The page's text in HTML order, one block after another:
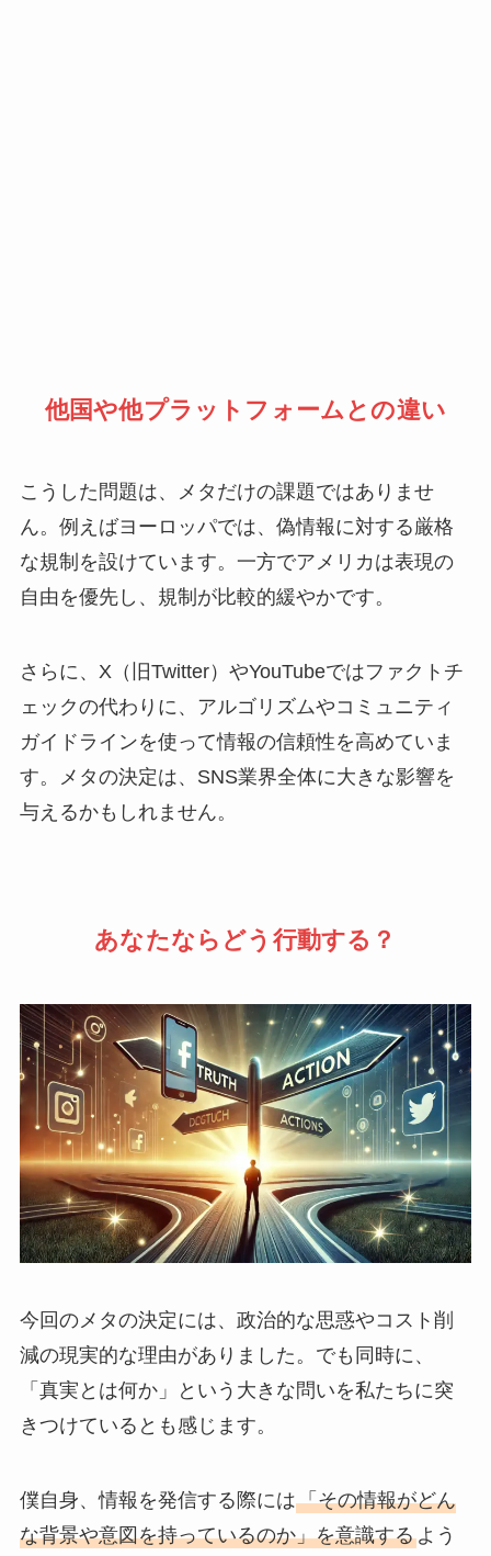
他国や他プラットフォームとの違い
こうした問題は、メタだけの課題ではありませ
ん。例えばヨーロッパでは、偽情報に対する厳格
な規制を設けています。一方でアメリカは表現の
自由を優先し、規制が比較的緩やかです。
さらに、X（旧Twitter）やYouTubeではファクトチ
ェックの代わりに、アルゴリズムやコミュニティ
ガイドラインを使って情報の信頼性を高めていま
す。メタの決定は、SNS業界全体に大きな影響を
与えるかもしれません。
あなたならどう行動する？
今回のメタの決定には、政治的な思惑やコスト削
減の現実的な理由がありました。でも同時に、
「真実とは何か」という大きな問いを私たちに突
きつけているとも感じます。
僕自身、情報を発信する際には「その情報がどん
な背景や意図を持っているのか」を意識するよう